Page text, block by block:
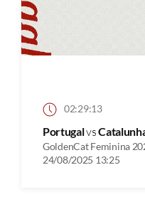
02:29:13
Portugalvs
GoldenCat Feminina
24/08/2025 13:25